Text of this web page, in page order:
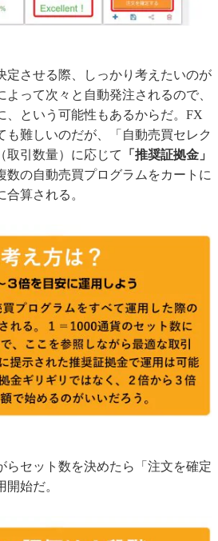
させる際、しっかり考えたいのが
って次々と自動発注されるので、
、という可能性もあるからだ。FX
も難しいのだが、「自動売買セレク
取引数量）に応じて
「推奨証拠金」
数の自動売買プログラムをカートに
算される。
セット数を決めたら「注文を確定
始だ。